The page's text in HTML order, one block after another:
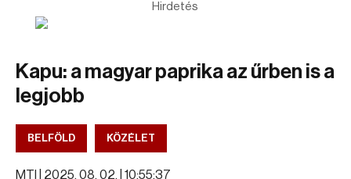
Hirdetés
Kapu: a magyar paprika az űrben is a
legjobb
BELFÖLD KÖZÉLET
MTI | 2025. 08. 02. | 10:55:37